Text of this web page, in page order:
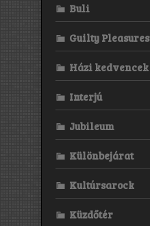
Buli
Guilty Pleasures
Házi kedvencek
Interjú
Jubileum
Különbejárat
Kultúrsarock
Küzdőtér